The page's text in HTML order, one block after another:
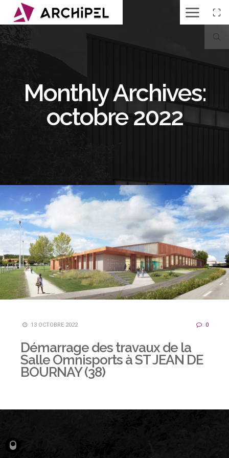
Monthly Archives:
octobre 2022
13 OCTOBRE 2022 0
Démarrage des travaux de la
Salle Omnisports à ST JEAN DE
BOURNAY (38)